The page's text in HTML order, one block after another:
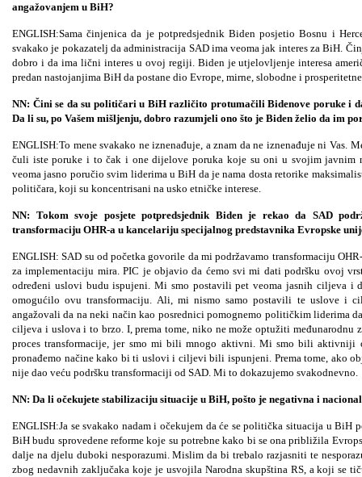
angažovanjem u BiH?
ENGLISH:Sama činjenica da je potpredsjednik Biden posjetio Bosnu i
svakako je pokazatelj da administracija SAD ima veoma jak interes za BiH.
dobro i da ima lični interes u ovoj regiji. Biden je utjelovljenje interesa
predan nastojanjima BiH da postane dio Evrope, mirne, slobodne i
NN: Čini se da su političari u BiH različito protumačili Bidenove poruke i
Da li su, po Vašem mišljenju, dobro razumjeli ono što je Biden želio da im
ENGLISH:To mene svakako ne iznenađuje, a znam da ne iznenađuje ni Vas.
čuli iste poruke i to čak i one dijelove poruka koje su oni u svojim javnim
veoma jasno poručio svim liderima u BiH da je nama dosta retorike
političara, koji su koncentrisani na usko etničke interese.
NN: Tokom svoje posjete potpredsjednik Biden je rekao da SAD
transformaciju OHR-a u kancelariju specijalnog predstavnika Evropske
ENGLISH: SAD su od početka govorile da mi podržavamo transformaciju
za implementaciju mira. PIC je objavio da ćemo svi mi dati podršku ovoj
određeni uslovi budu ispujeni. Mi smo postavili pet veoma jasnih ciljeva i
omogućilo ovu transformaciju. Ali, mi nismo samo postavili te uslove i
angažovali da na neki način kao posrednici pomognemo političkim liderima
ciljeva i uslova i to brzo. I, prema tome, niko ne može optužiti međunarodnu
proces transformacije, jer smo mi bili mnogo aktivni. Mi smo bili
pronađemo načine kako bi ti uslovi i ciljevi bili ispunjeni. Prema tome, ako
nije dao veću podršku transformaciji od SAD. Mi to dokazujemo svakodnevno.
NN: Da li očekujete stabilizaciju situacije u BiH, pošto je negativna i
ENGLISH:Ja se svakako nadam i očekujem da će se politička situacija u
BiH budu sprovedene reforme koje su potrebne kako bi se ona približila
dalje na djelu duboki nesporazumi. Mislim da bi trebalo razjasniti te
zbog nedavnih zaključaka koje je usvojila Narodna skupština RS, a koji se